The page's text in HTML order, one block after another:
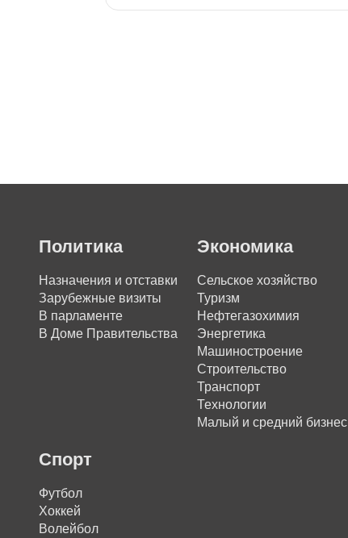
Политика
Назначения и отставки
Зарубежные визиты
В парламенте
В Доме Правительства
Экономика
Сельское хозяйство
Туризм
Нефтегазохимия
Энергетика
Машиностроение
Строительство
Транспорт
Технологии
Малый и средний бизнес
Спорт
Футбол
Хоккей
Волейбол